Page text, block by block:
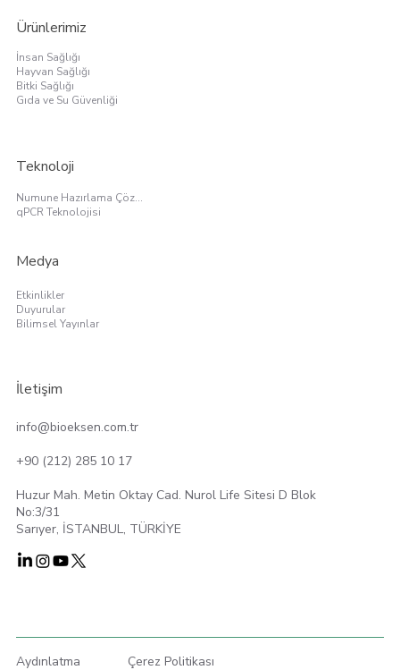
Ürünlerimiz
İnsan Sağlığı
Hayvan Sağlığı
Bitki Sağlığı
Gıda ve Su Güvenliği
Teknoloji
Numune Hazırlama Çözümleri
qPCR Teknolojisi
Medya
Etkinlikler
Duyurular
Bilimsel Yayınlar
info@bioeksen.com.tr
+90 (212) 285 10 17
Huzur Mah. Metin Oktay Cad. Nurol Life Sitesi D Blok
No:3/31
Sarıyer, İSTANBUL, TÜRKİYE
İletişim
Aydınlatma Çerez Politikası